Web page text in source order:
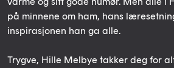
på minnene om ham, hans
inspirasjonen han ga alle.
Trygve, Hille Melbye takker deg for